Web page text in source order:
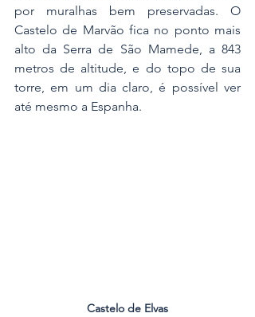
por muralhas bem preservadas. O
Castelo de Marvão fica no ponto mais
alto da Serra de São Mamede, a 843
metros de altitude, e do topo de sua
torre, em um dia claro, é possível ver
até mesmo a Espanha.
Castelo de Elvas